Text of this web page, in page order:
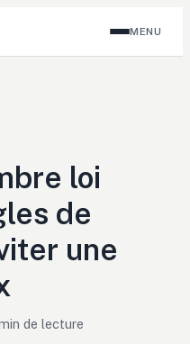
MENU
loi
de
une
de lecture